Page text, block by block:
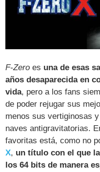
F-Zero es una de esas
años desaparecida en
vida, pero a los fans
de poder rejugar sus
menos sus vertiginosas
naves antigravitatorias.
favoritas está, como no
X, un título con el que
los 64 bits de manera